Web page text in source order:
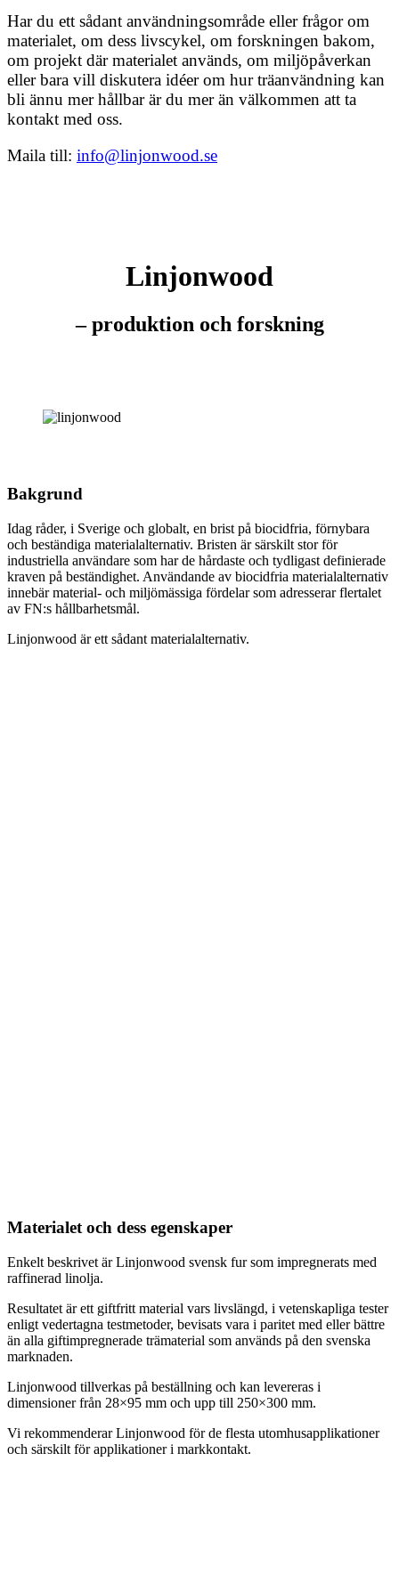
Har du ett sådant användningsområde eller frågor om
materialet, om dess livscykel, om forskningen bakom,
om projekt där materialet används, om miljöpåverkan
eller bara vill diskutera idéer om hur träanvändning kan
bli ännu mer hållbar är du mer än välkommen att ta
kontakt med oss.
Maila till: info@linjonwood.se
Linjonwood
– produktion och forskning
Bakgrund
Idag råder, i Sverige och globalt, en brist på biocidfria, förnybara
och beständiga materialalternativ. Bristen är särskilt stor för
industriella användare som har de hårdaste och tydligast definierade
kraven på beständighet. Användande av biocidfria materialalternativ
innebär material- och miljömässiga fördelar som adresserar flertalet
av FN:s hållbarhetsmål.
Linjonwood är ett sådant materialalternativ.
Materialet och dess egenskaper
Enkelt beskrivet är Linjonwood svensk fur som impregnerats med
raffinerad linolja.
Resultatet är ett giftfritt material vars livslängd, i vetenskapliga tester
enligt vedertagna testmetoder, bevisats vara i paritet med eller bättre
än alla giftimpregnerade trämaterial som används på den svenska
marknaden.
Linjonwood tillverkas på beställning och kan levereras i
dimensioner från 28×95 mm och upp till 250×300 mm.
Vi rekommenderar Linjonwood för de flesta utomhusapplikationer
och särskilt för applikationer i markkontakt.